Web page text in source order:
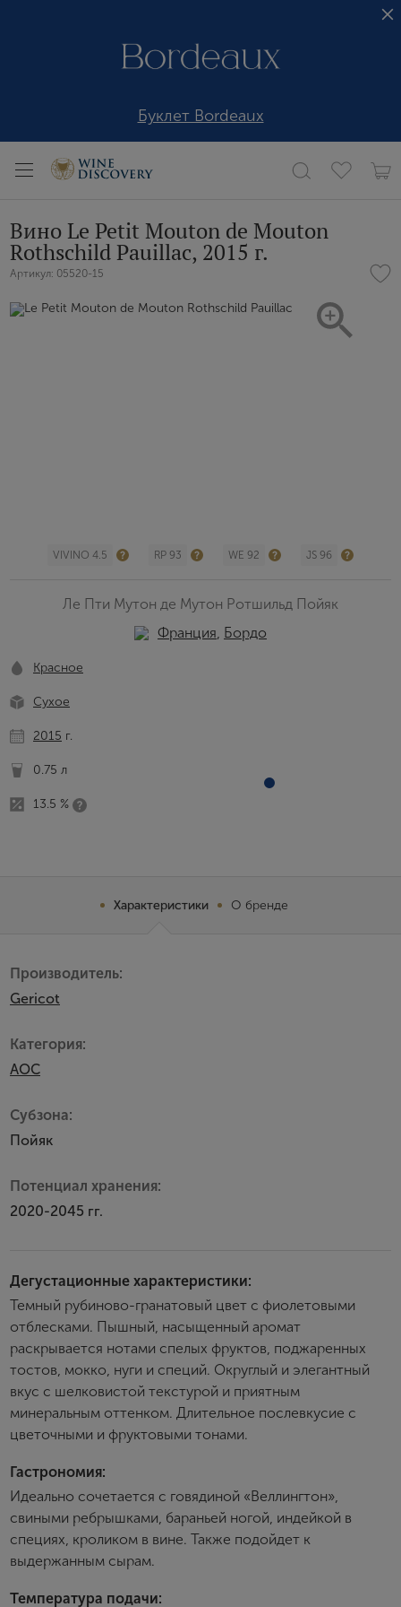
Буклет Bordeaux
Вино Le Petit Mouton de Mouton
Rothschild Pauillac, 2015 г.
Артикул: 05520-15
VIVINO 4.5 RP 93 WE 92 JS 96
Ле Пти Мутон де Мутон Ротшильд Пойяк
Франция, Бордо
Красное
Сухое
2015 г.
0.75 л
13.5 %
Характеристики О бренде
Дегустационные характеристики:
Темный рубиново-гранатовый цвет с фиолетовыми
отблесками. Пышный, насыщенный аромат
раскрывается нотами спелых фруктов, поджаренных
тостов, мокко, нуги и специй. Округлый и элегантный
вкус с шелковистой текстурой и приятным
минеральным оттенком. Длительное послевкусие с
цветочными и фруктовыми тонами.
Гастрономия:
Идеально сочетается с говядиной «Веллингтон»,
свиными ребрышками, бараньей ногой, индейкой в
специях, кроликом в вине. Также подойдет к
выдержанным сырам.
Температура подачи:
Производитель:
Gericot
Категория:
AOC
Субзона:
Пойяк
Потенциал хранения:
2020-2045 гг.